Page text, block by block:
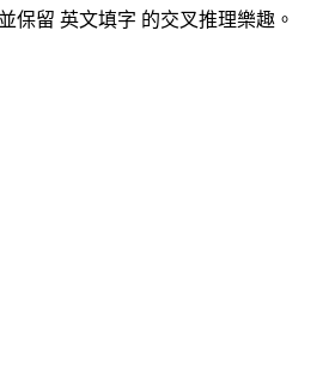
保留 英文填字 的交叉推理樂趣。